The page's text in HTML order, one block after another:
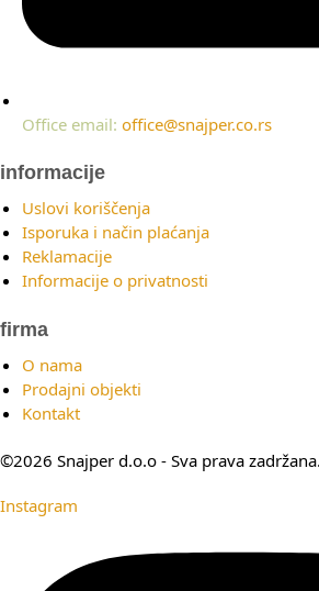
Office email: office@snajper.co.rs
informacije
Uslovi koriščenja
Isporuka i način plaćanja
Reklamacije
Informacije o privatnosti
firma
O nama
Prodajni objekti
Kontakt
©2026 Snajper d.o.o - Sva prava zadržana.
Instagram